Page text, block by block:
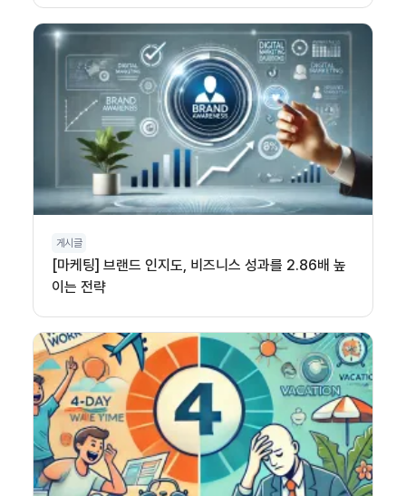
게시글
[마케팅] 브랜드 인지도, 비즈니스 성과를 2.86배 높
이는 전략